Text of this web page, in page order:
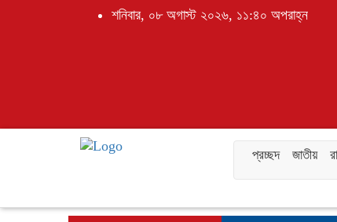
শনিবার, ০৮ অগাস্ট ২০২৬, ১১:৪০ অপরাহ্ন
প্রচ্ছদ জাতীয়